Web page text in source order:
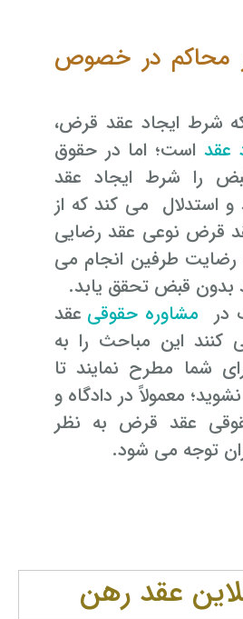
محاکم در خصوص
شرط ایجاد عقد قرض،
عقد است؛ اما در حقوق
را شرط ایجاد عقد
استدلال می کند که از
قرض نوعی عقد رضایی
طرفین انجام می
بدون قبض تحقق یابد.
در مشاوره حقوقی عقد
این مباحث را به
شما مطرح نمایند تا
معمولاً در دادگاه و
عقد قرض به نظر
توجه می شود.
عقد رهن